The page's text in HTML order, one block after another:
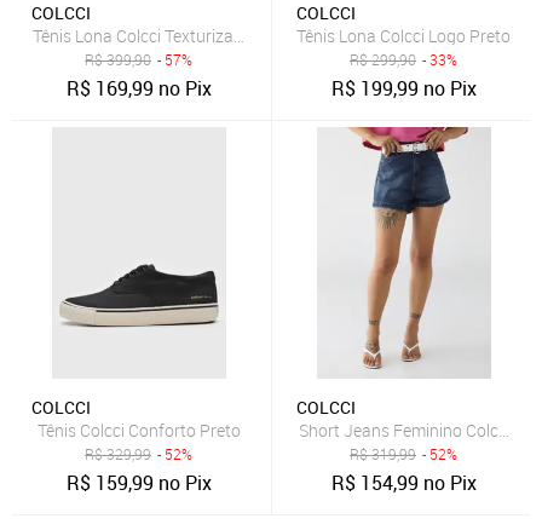
COLCCI
Tênis Lona Colcci Texturizado Bege
R$399,90 - 57%
R$ 169,99 no Pix
COLCCI
Tênis Lona Colcci Logo Preto
R$299,90 - 33%
R$ 199,99 no Pix
COLCCI
Tênis Colcci Conforto Preto
R$329,99 - 52%
R$ 159,99 no Pix
COLCCI
Short Jeans Feminino Colcci
R$319,99 - 52%
R$ 154,99 no Pix